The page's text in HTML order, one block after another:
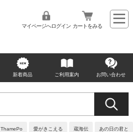
マイページへログイン カートをみる
新着商品 ご利用案内 お問い合わせ
ThamePo 愛がきこえる 蔵海伝 あの日の君と